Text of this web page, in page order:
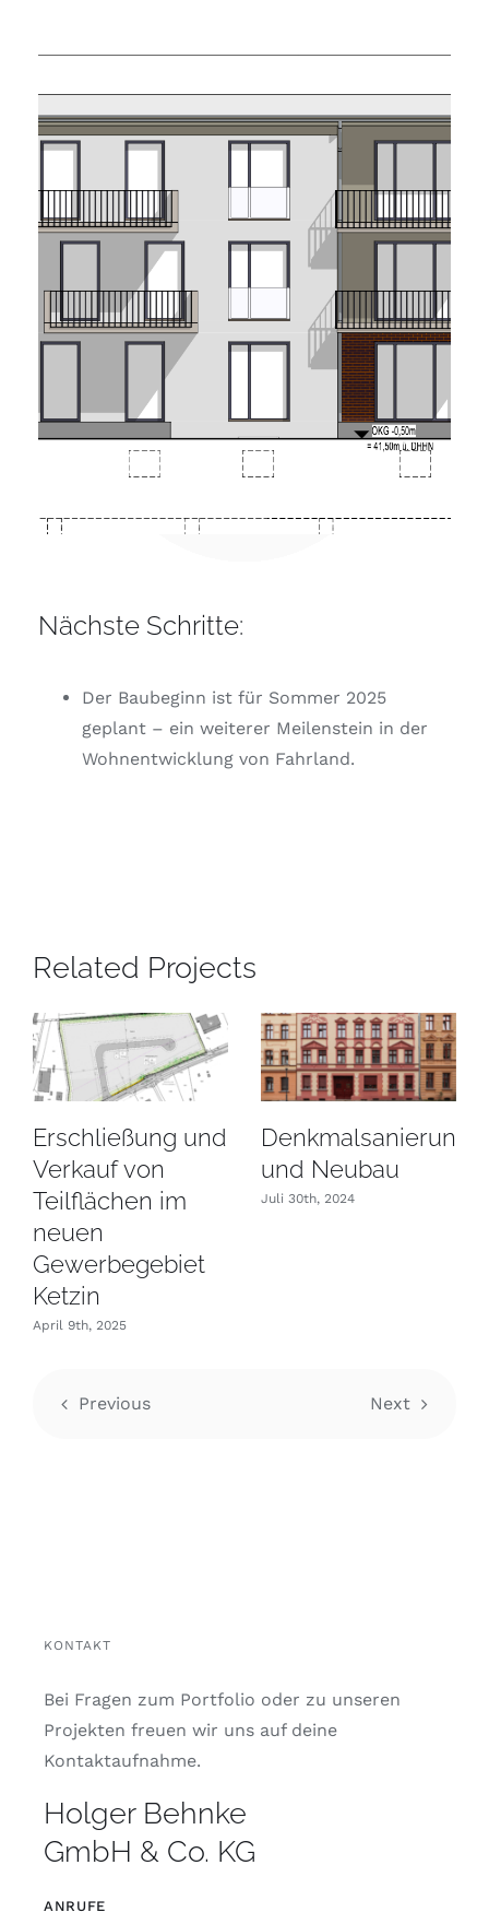
Nächste Schritte:
Der Baubeginn ist für Sommer 2025
geplant – ein weiterer Meilenstein in der
Wohnentwicklung von Fahrland.
Related Projects
Erschließung und
Verkauf von
Teilflächen im
neuen
Gewerbegebiet
Ketzin
April 9th, 2025
Denkmalsanierung
und Neubau
Juli 30th, 2024
Previous Next
KONTAKT
Bei Fragen zum Portfolio oder zu unseren
Projekten freuen wir uns auf deine
Kontaktaufnahme.
Holger Behnke
GmbH & Co. KG
ANRUFE